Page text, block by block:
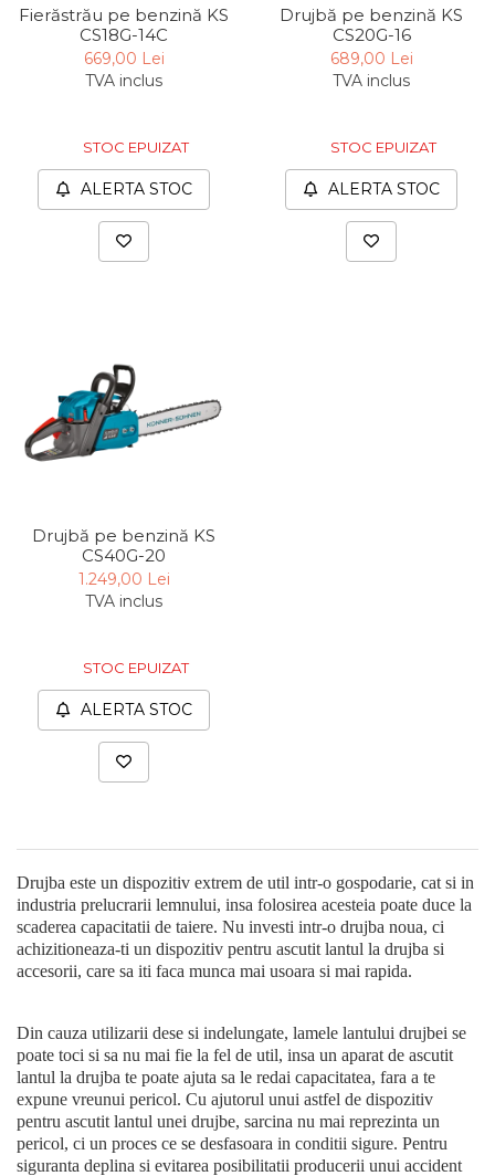
Indoit Tevi
Ciocane Profesionale
Pile Metalice
Scule Electrician
Subler
Topoare & Toporisti
Sarpe Desfundat Tevi
Amortizoare Hidraulice
Dalta si dornuri
Rigla de Masurat Pentru
Constructii
Roata de Masurat
Lacate & Incuietori
Banc de lucru – tamplarie
Transpalet / carucior
transport marfa
Perie de Sarma
Capsator Manual
Adaptor Unghiular
Bormasina
Nicovala fierarie
Chei
Scari
Protectia Muncii
Multidetector
Pistol Spuma Poliuretanica
Pistol Silicon (Tub de
Silicon)
Fierăstrău pe benzină KS
CS18G-14C
669,00 Lei
TVA inclus
STOC EPUIZAT
ALERTA STOC
Drujbă pe benzină KS
CS20G-16
689,00 Lei
TVA inclus
STOC EPUIZAT
ALERTA STOC
Drujbă pe benzină KS
CS40G-20
1.249,00 Lei
TVA inclus
STOC EPUIZAT
ALERTA STOC
Drujba este un dispozitiv extrem de util intr-o gospodarie, cat si in
industria prelucrarii lemnului, insa folosirea acesteia poate duce la
scaderea capacitatii de taiere. Nu investi intr-o drujba noua, ci
achizitioneaza-ti un dispozitiv pentru ascutit lantul la drujba si
accesorii, care sa iti faca munca mai usoara si mai rapida.
Din cauza utilizarii dese si indelungate, lamele lantului drujbei se
poate toci si sa nu mai fie la fel de util, insa un aparat de ascutit
lantul la drujba te poate ajuta sa le redai capacitatea, fara a te
expune vreunui pericol. Cu ajutorul unui astfel de dispozitiv
pentru ascutit lantul unei drujbe, sarcina nu mai reprezinta un
pericol, ci un proces ce se desfasoara in conditii sigure. Pentru
siguranta deplina si evitarea posibilitatii producerii unui accident